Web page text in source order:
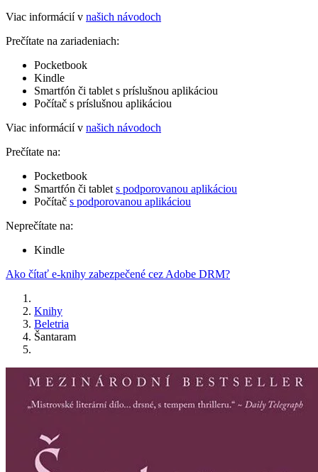
Viac informácií v našich návodoch
Prečítate na zariadeniach:
Pocketbook
Kindle
Smartfón či tablet s príslušnou aplikáciou
Počítač s príslušnou aplikáciou
Viac informácií v našich návodoch
Prečítate na:
Pocketbook
Smartfón či tablet s podporovanou aplikáciou
Počítač s podporovanou aplikáciou
Neprečítate na:
Kindle
Ako čítať e-knihy zabezpečené cez Adobe DRM?
Knihy
Beletria
Šantaram